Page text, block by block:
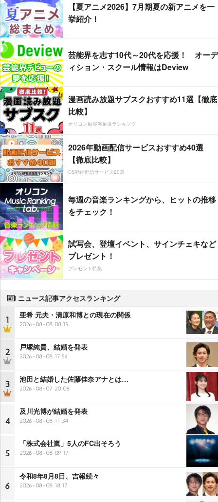
【夏アニメ2026】7月期夏の新アニメを一
挙紹介！
芸能界を志す10代～20代を応援！ オーデ
ィション・スクール情報はDeview
漫画読み放題サブスクおすすめ11選【徹底
比較】
オリコン顧客満足度ランキング
2026年動画配信サービスおすすめ40選
【徹底比較】
CS動画配信サービス20選
毎週の音楽ランキングから、ヒットの推移
をチェック！
試写会、登壇イベント、サインチェキなど
プレゼント！
プレゼント特集
ニュース記事アクセスランキング
1 亜希 元夫・清原和博との現在の関係
2026-08-08 08:15
2 戸塚純貴、結婚を発表
2026-08-08 17:54
3 池田と結婚した佐藤佳奈アナとは…
2026-08-07 20:08
4
及川光博が結婚を発表
2026-08-08 11:34
5
「株式会社嵐」5人のFC出そろう
2026-08-08 09:17
6
令和8年8月8日、吉報続々
2026-08-08 18:17